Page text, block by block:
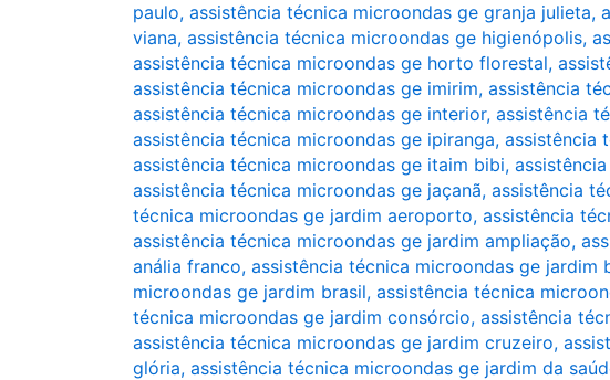
paulo, assistência técnica microondas ge granja julieta,
viana, assistência técnica microondas ge higienópolis,
assistência técnica microondas ge horto florestal,
assistência técnica microondas ge imirim, assistência
assistência técnica microondas ge interior, assistência
assistência técnica microondas ge ipiranga, assistência
assistência técnica microondas ge itaim bibi,
assistência técnica microondas ge jaçanã, assistência
técnica microondas ge jardim aeroporto, assistência
assistência técnica microondas ge jardim ampliação,
anália franco, assistência técnica microondas ge jardim
microondas ge jardim brasil, assistência técnica
técnica microondas ge jardim consórcio, assistência
assistência técnica microondas ge jardim cruzeiro,
glória, assistência técnica microondas ge jardim da